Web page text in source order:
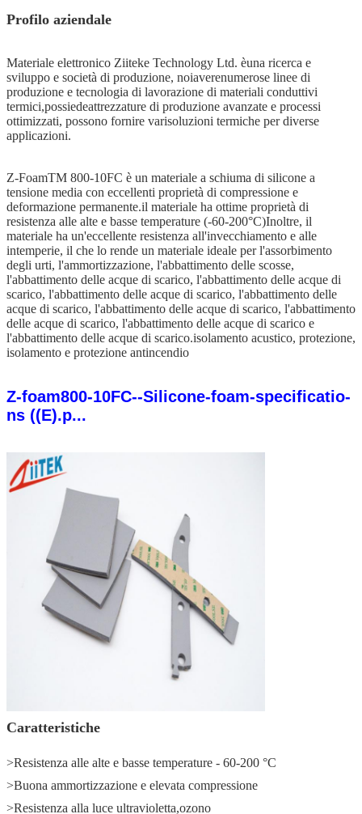
Profilo aziendale
Materiale elettronico Ziiteke Technology Ltd. èuna ricerca e
sviluppo e società di produzione, noiaverenumerose linee di
produzione e tecnologia di lavorazione di materiali conduttivi
termici,possiedeattrezzature di produzione avanzate e processi
ottimizzati, possono fornire varisoluzioni termiche per diverse
applicazioni.
Z-FoamTM 800-10FC è un materiale a schiuma di silicone a
tensione media con eccellenti proprietà di compressione e
deformazione permanente.il materiale ha ottime proprietà di
resistenza alle alte e basse temperature (-60-200°C)Inoltre, il
materiale ha un'eccellente resistenza all'invecchiamento e alle
intemperie, il che lo rende un materiale ideale per l'assorbimento
degli urti, l'ammortizzazione, l'abbattimento delle scosse,
l'abbattimento delle acque di scarico, l'abbattimento delle acque di
scarico, l'abbattimento delle acque di scarico, l'abbattimento delle
acque di scarico, l'abbattimento delle acque di scarico, l'abbattimento
delle acque di scarico, l'abbattimento delle acque di scarico e
l'abbattimento delle acque di scarico.isolamento acustico, protezione,
isolamento e protezione antincendio
Z-foam800-10FC--Silicone-foam-specificatio-
ns ((E).p...
Caratteristiche
>Resistenza alle alte e basse temperature - 60-200 °C
>Buona ammortizzazione e elevata compressione
>Resistenza alla luce ultravioletta,ozono